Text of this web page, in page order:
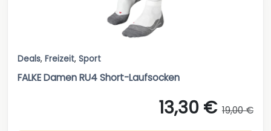
Deals, Freizeit, Sport
FALKE Damen RU4 Short-Laufsocken
13,30 € 19,00 €